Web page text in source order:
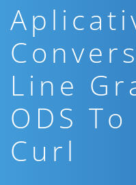
Line
ODS To
Curl